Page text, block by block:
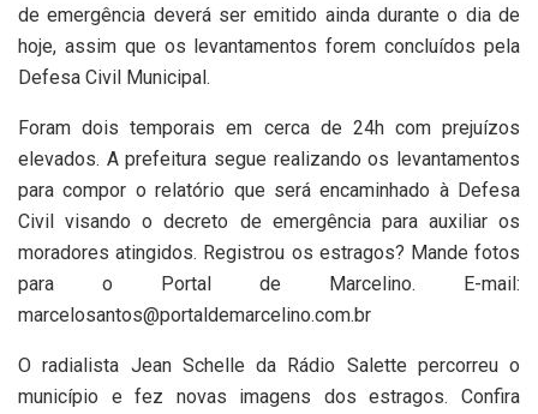
de emergência deverá ser emitido ainda durante o dia de
hoje, assim que os levantamentos forem concluídos pela
Defesa Civil Municipal.
Foram dois temporais em cerca de 24h com prejuízos
elevados. A prefeitura segue realizando os levantamentos
para compor o relatório que será encaminhado à Defesa
Civil visando o decreto de emergência para auxiliar os
moradores atingidos. Registrou os estragos? Mande fotos
para o Portal de Marcelino. E-mail:
marcelosantos@portaldemarcelino.com.br
O radialista Jean Schelle da Rádio Salette percorreu o
município e fez novas imagens dos estragos. Confira